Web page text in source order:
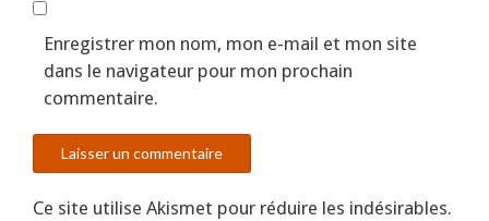
Enregistrer mon nom, mon e-mail et mon site
dans le navigateur pour mon prochain
commentaire.
Ce site utilise Akismet pour réduire les indésirables.